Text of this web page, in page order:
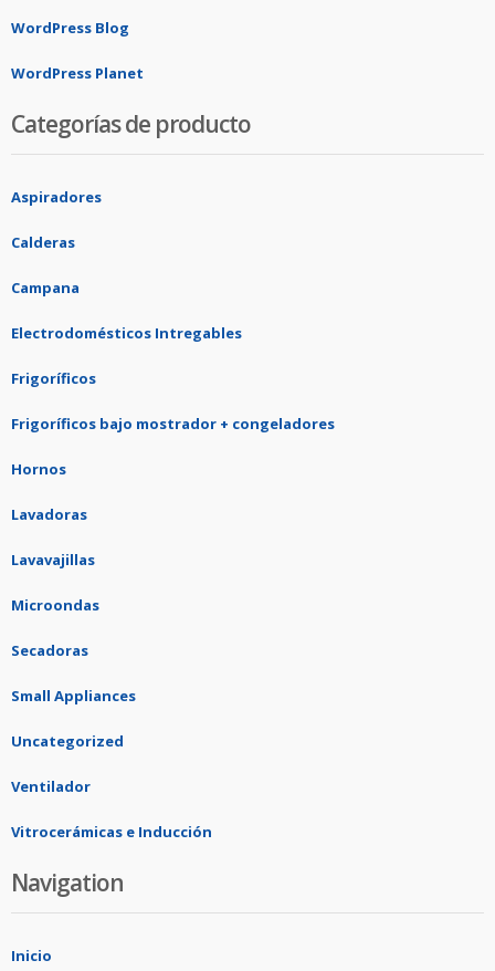
WordPress Blog
WordPress Planet
Categorías de producto
Aspiradores
Calderas
Campana
Electrodomésticos Intregables
Frigoríficos
Frigoríficos bajo mostrador + congeladores
Hornos
Lavadoras
Lavavajillas
Microondas
Secadoras
Small Appliances
Uncategorized
Ventilador
Vitrocerámicas e Inducción
Navigation
Inicio